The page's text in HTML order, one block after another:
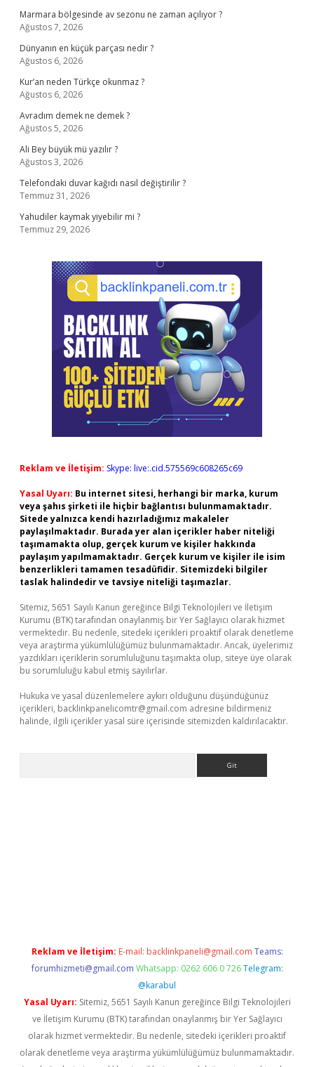
Marmara bölgesinde av sezonu ne zaman açılıyor ?
Ağustos 7, 2026
Dünyanın en küçük parçası nedir ?
Ağustos 6, 2026
Kur’an neden Türkçe okunmaz ?
Ağustos 6, 2026
Avradım demek ne demek ?
Ağustos 5, 2026
Ali Bey büyük mü yazılır ?
Ağustos 3, 2026
Telefondaki duvar kağıdı nasıl değiştirilir ?
Temmuz 31, 2026
Yahudiler kaymak yiyebilir mi ?
Temmuz 29, 2026
Reklam ve İletişim: Skype: live:.cid.575569c608265c69
Yasal Uyarı: Bu internet sitesi, herhangi bir marka, kurum
veya şahıs şirketi ile hiçbir bağlantısı bulunmamaktadır.
Sitede yalnızca kendi hazırladığımız makaleler
paylaşılmaktadır. Burada yer alan içerikler haber niteliği
taşımamakta olup, gerçek kurum ve kişiler hakkında
paylaşım yapılmamaktadır. Gerçek kurum ve kişiler ile isim
benzerlikleri tamamen tesadüfidir. Sitemizdeki bilgiler
taslak halindedir ve tavsiye niteliği taşımazlar.
Sitemiz, 5651 Sayılı Kanun gereğince Bilgi Teknolojileri ve İletişim
Kurumu (BTK) tarafından onaylanmış bir Yer Sağlayıcı olarak hizmet
vermektedir. Bu nedenle, sitedeki içerikleri proaktif olarak denetleme
veya araştırma yükümlülüğümüz bulunmamaktadır. Ancak, üyelerimiz
yazdıkları içeriklerin sorumluluğunu taşımakta olup, siteye üye olarak
bu sorumluluğu kabul etmiş sayılırlar.
Hukuka ve yasal düzenlemelere aykırı olduğunu düşündüğünüz
içerikleri, backlinkpanelicomtr@gmail.com adresine bildirmeniz
halinde, ilgili içerikler yasal süre içerisinde sitemizden kaldırılacaktır.
Reklam ve İletişim: E-mail: backlinkpaneli@gmail.com Teams:
forumhizmeti@gmail.com Whatsapp: 0262 606 0 726 Telegram:
@karabul
Yasal Uyarı: Sitemiz, 5651 Sayılı Kanun gereğince Bilgi Teknolojileri
ve İletişim Kurumu (BTK) tarafından onaylanmış bir Yer Sağlayıcı
olarak hizmet vermektedir. Bu nedenle, sitedeki içerikleri proaktif
olarak denetleme veya araştırma yükümlülüğümüz bulunmamaktadır.